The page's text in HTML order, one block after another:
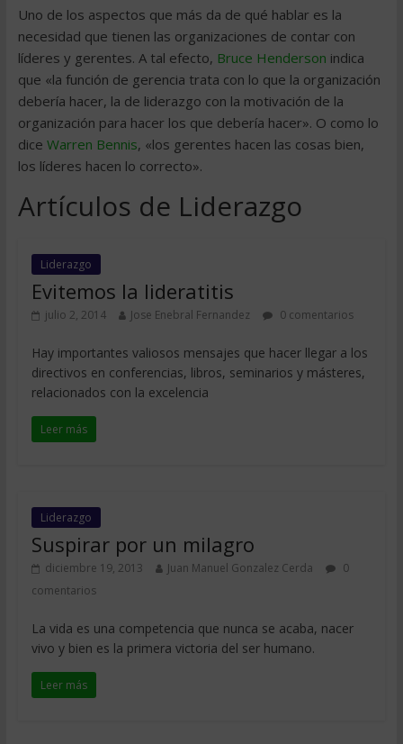
Uno de los aspectos que más da de qué hablar es la
necesidad que tienen las organizaciones de contar con
líderes y gerentes. A tal efecto, Bruce Henderson indica
que «la función de gerencia trata con lo que la organización
debería hacer, la de liderazgo con la motivación de la
organización para hacer los que debería hacer». O como lo
dice Warren Bennis, «los gerentes hacen las cosas bien,
los líderes hacen lo correcto».
Artículos de Liderazgo
Liderazgo
Evitemos la lideratitis
julio 2, 2014 Jose Enebral Fernandez 0 comentarios
Hay importantes valiosos mensajes que hacer llegar a los
directivos en conferencias, libros, seminarios y másteres,
relacionados con la excelencia
Leer más
Liderazgo
Suspirar por un milagro
diciembre 19, 2013 Juan Manuel Gonzalez Cerda
0
comentarios
La vida es una competencia que nunca se acaba, nacer
vivo y bien es la primera victoria del ser humano.
Leer más